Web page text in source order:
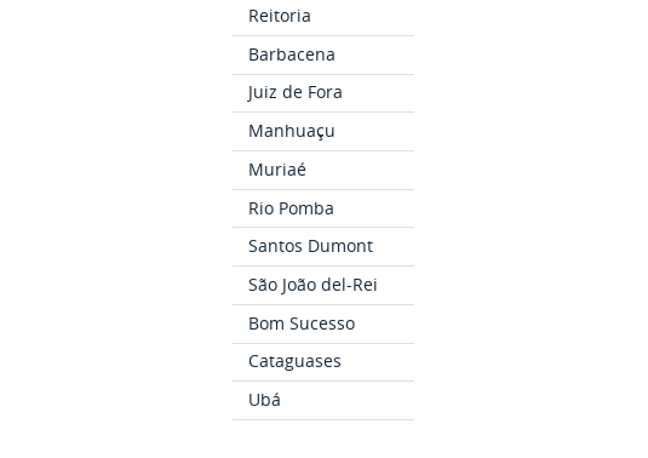
Reitoria
Barbacena
Juiz de Fora
Manhuaçu
Muriaé
Rio Pomba
Santos Dumont
São João del-Rei
Bom Sucesso
Cataguases
Ubá